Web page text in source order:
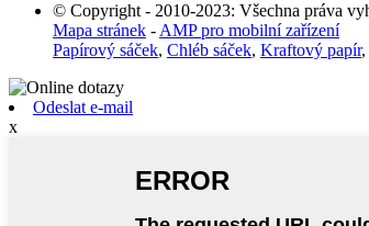
© Copyright - 2010-2023: Všechna práva
Mapa stránek - AMP pro mobilní zařízení
Papírový sáček, Chléb sáček, Kraftový papír,
Odeslat e-mail
x